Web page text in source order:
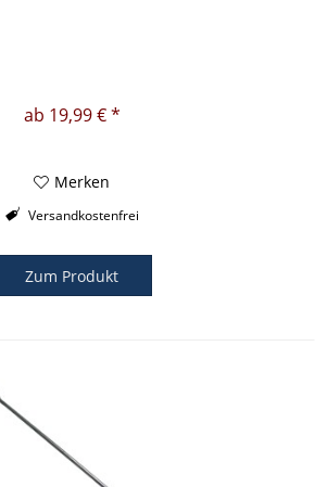
ab 19,99 € *
Merken
Versandkostenfrei
Zum Produkt